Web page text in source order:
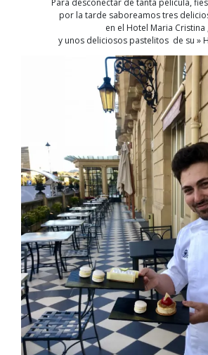
Para desconectar de tanta película,
por la tarde saboreamos tres
en el Hotel Maria Cristina ,
y unos deliciosos pastelitos de su »